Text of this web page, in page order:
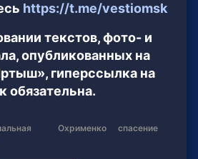
https://t.me/vestiomsk
текстов, фото- и
опубликованных на
гиперссылка на
обязательна.
Охрименко спасение